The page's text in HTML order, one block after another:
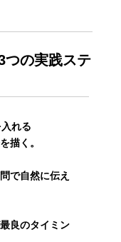
つの実践ステ
れる
描く。
で自然に伝え
良のタイミン